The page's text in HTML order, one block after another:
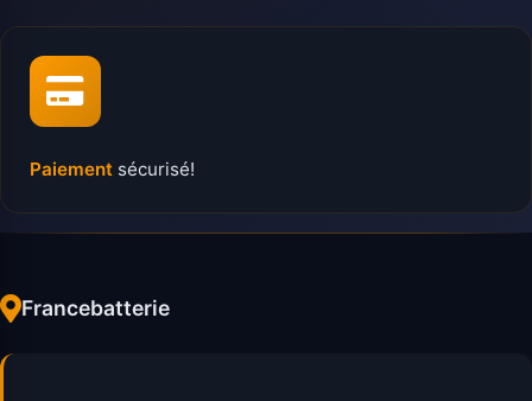
Paiement sécurisé!
Francebatterie